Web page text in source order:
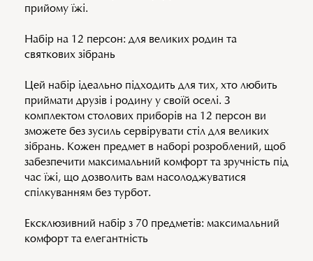
прийому їжі.
Набір на 12 персон: для великих родин та
святкових зібрань
Цей набір ідеально підходить для тих, хто любить
приймати друзів і родину у своїй оселі. З
комплектом столових приборів на 12 персон ви
зможете без зусиль сервірувати стіл для великих
зібрань. Кожен предмет в наборі розроблений, щоб
забезпечити максимальний комфорт та зручність під
час їжі, що дозволить вам насолоджуватися
спілкуванням без турбот.
Ексклюзивний набір з 70 предметів: максимальний
комфорт та елегантність